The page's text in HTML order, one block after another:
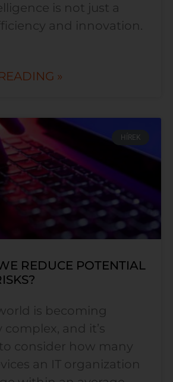
is not just a
and innovation.
»
HÍREK
REDUCE POTENTIAL
is becoming
and it’s
consider how many
an IT organization